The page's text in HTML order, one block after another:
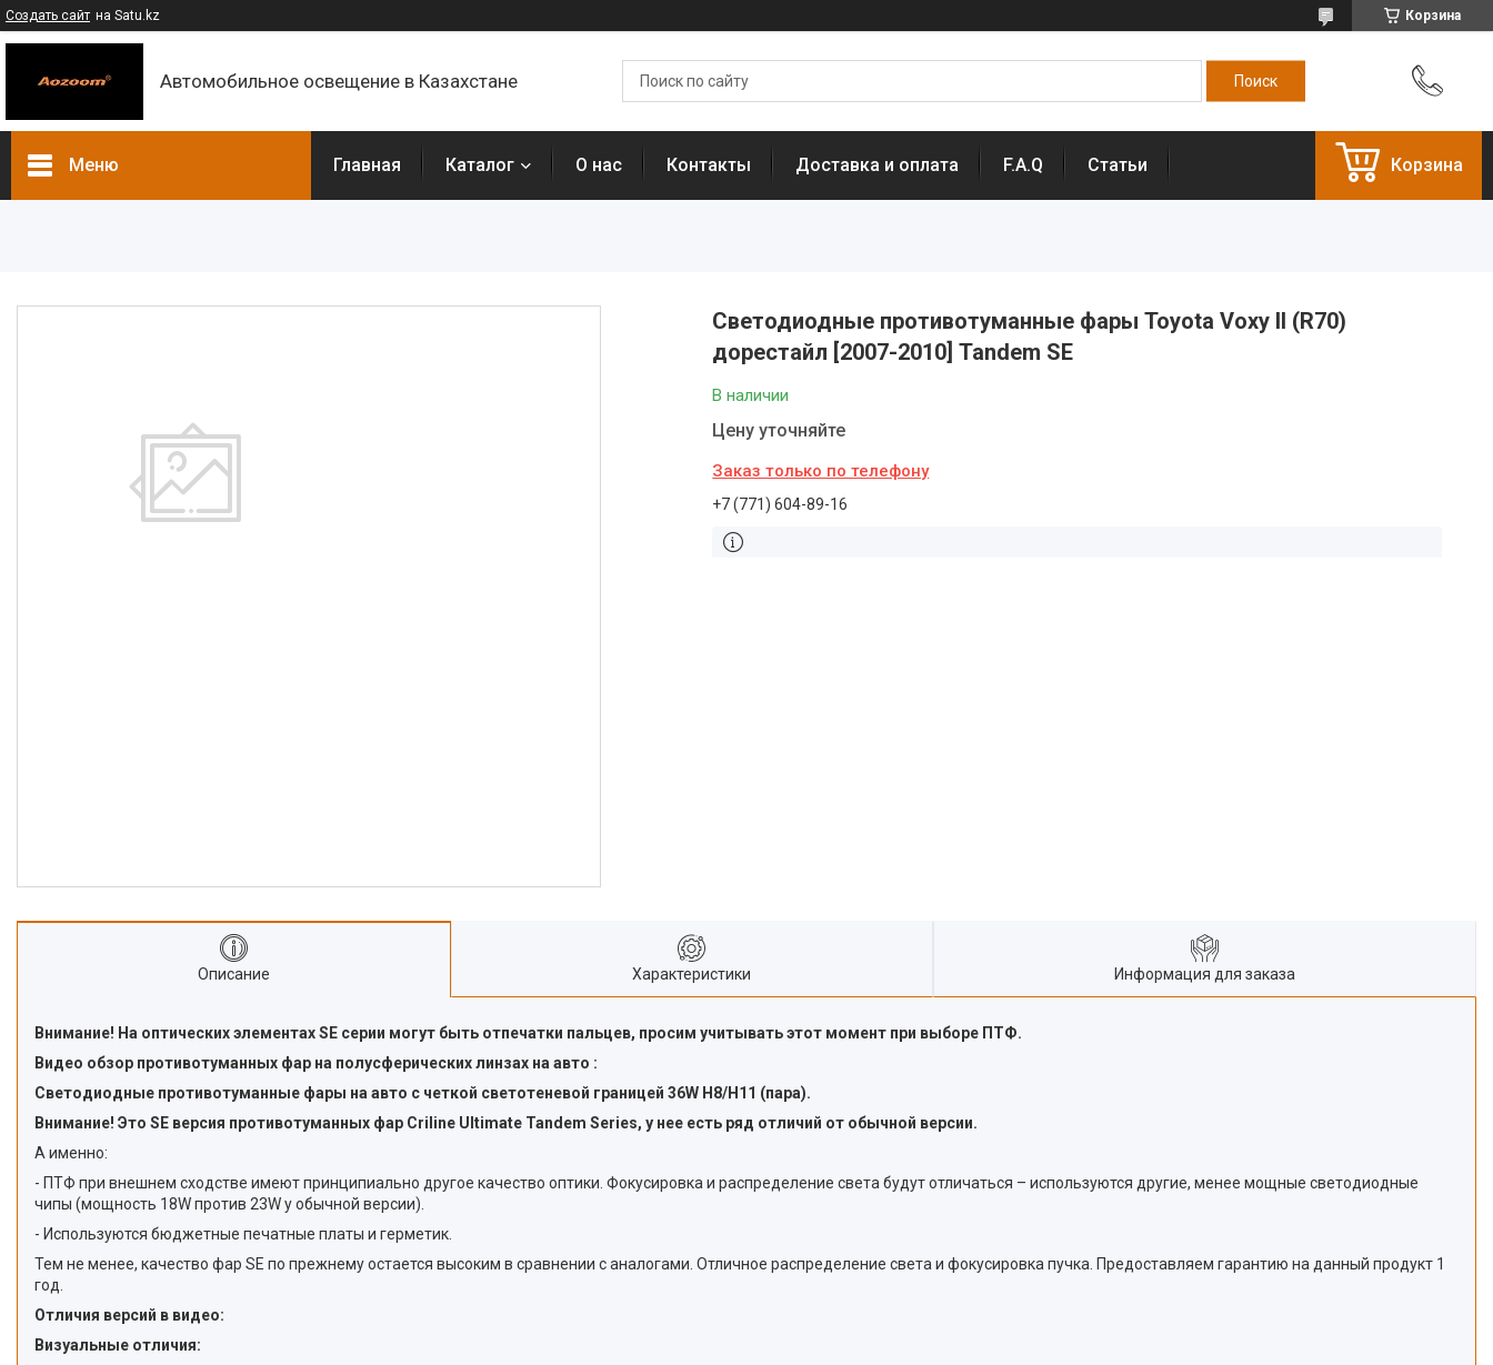
Создать сайт на Satu.kz Корзина
Автомобильное освещение в Казахстане
Меню Главная Каталог О нас Контакты Доставка и оплата F.A.Q Статьи Корзина
Светодиодные противотуманные фары Toyota Voxy II (R70)
дорестайл [2007-2010] Tandem SE
В наличии
Цену уточняйте
Заказ только по телефону
+7 (771) 604-89-16
Описание Характеристики Информация для заказа
Внимание! На оптических элементах SE серии могут быть отпечатки пальцев, просим учитывать этот момент при выборе ПТФ.
Видео обзор противотуманных фар на полусферических линзах на авто :
Светодиодные противотуманные фары на авто с четкой светотеневой границей 36W H8/H11 (пара).
Внимание! Это SE версия противотуманных фар Criline Ultimate Tandem Series, у нее есть ряд отличий от обычной версии.
А именно:
- ПТФ при внешнем сходстве имеют принципиально другое качество оптики. Фокусировка и распределение света будут отличаться – используются другие, менее мощные светодиодные
чипы (мощность 18W против 23W у обычной версии).
- Используются бюджетные печатные платы и герметик.
Тем не менее, качество фар SE по прежнему остается высоким в сравнении с аналогами. Отличное распределение света и фокусировка пучка. Предоставляем гарантию на данный продукт 1
год.
Отличия версий в видео:
Визуальные отличия: